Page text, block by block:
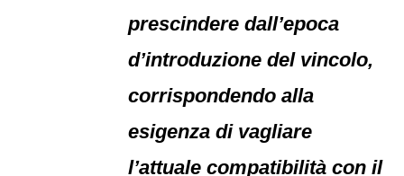
prescindere dall’epoca
d’introduzione del vincolo,
corrispondendo alla
esigenza di vagliare
l’attuale compatibilità con il